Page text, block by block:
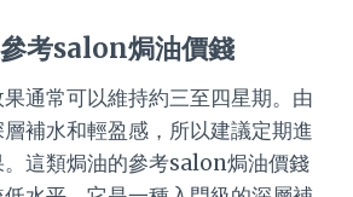
考salon焗油價錢
通常可以維持約三至四星期。由
補水和輕盈感，所以建議定期進
這類焗油的參考salon焗油價錢